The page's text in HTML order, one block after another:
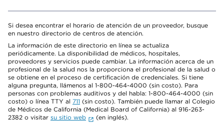
Si desea encontrar el horario de atención de un proveedor, busque
en nuestro directorio de centros de atención.
La información de este directorio en línea se actualiza
periódicamente. La disponibilidad de médicos, hospitales,
proveedores y servicios puede cambiar. La información acerca de un
profesional de la salud nos la proporciona el profesional de la salud o
se obtiene en el proceso de certificación de credenciales. Si tiene
alguna pregunta, llámenos al 1-800-464-4000 (sin costo). Para
personas con problemas auditivos y del habla: 1-800-464-4000 (sin
costo) o línea TTY al 711 (sin costo). También puede llamar al Colegio
de Médicos de California (Medical Board of California) al 916-263-
2382 o visitar su sitio web
(en inglés).